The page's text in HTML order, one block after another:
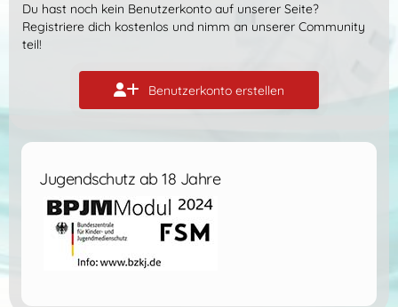
Du hast noch kein Benutzerkonto auf unserer Seite?
Registriere dich kostenlos und nimm an unserer Community
teil!
Benutzerkonto erstellen
Jugendschutz ab 18 Jahre